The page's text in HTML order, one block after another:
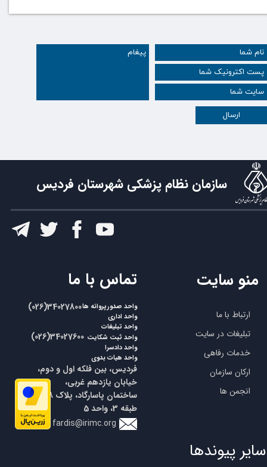
ارسال
سازمان نظام پزشکی شهرستان فردیس
ارتباط با ما
تبلیغات در سایت
خدمات رفاهی
ارکان سازمان
انجمن ها
منو سایت ​تماس با ما
​​(026)34027800
fardis@irimc.org
​​(026)34027600
واحد صدورپروانه ها
واحد اداری
واحد تبلیغات
واحد ثبت شکایت
واحد دادسرا
واحد هیات بدوی
فردیس، بین فلکه اول و دوم،
خیابان یازدهم غربی،
طبقه 3، واحد 5
سایر پیوندها